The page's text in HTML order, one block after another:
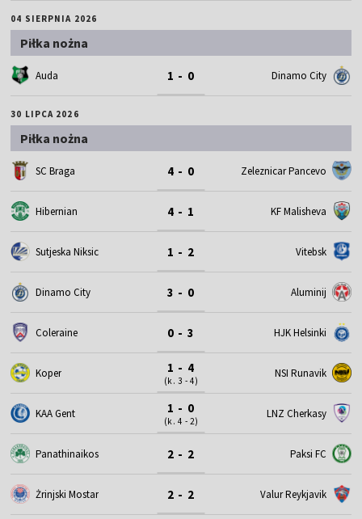
04 SIERPNIA 2026
Piłka nożna
Auda 1 - 0 Dinamo City
30 LIPCA 2026
Piłka nożna
SC Braga 4 - 0 Zeleznicar Pancevo
Hibernian 4 - 1 KF Malisheva
Sutjeska Niksic 1 - 2 Vitebsk
Dinamo City 3 - 0 Aluminij
Coleraine 0 - 3 HJK Helsinki
Koper 1 - 4
(k. 3 - 4)
NSI Runavik
KAA Gent 1 - 0
(k. 4 - 2)
LNZ Cherkasy
Panathinaikos 2 - 2 Paksi FC
Żrinjski Mostar 2 - 2 Valur Reykjavik